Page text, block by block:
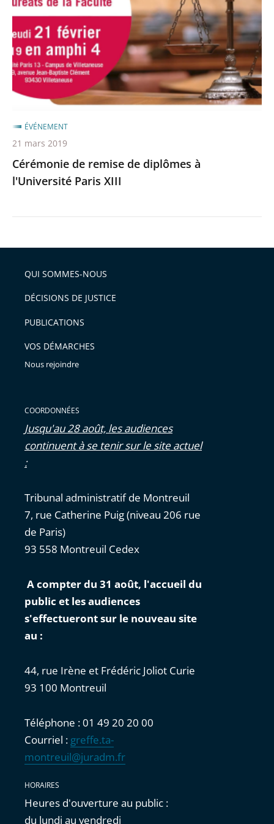
diplômes
à
l'Université
Paris
XIII
Cérémonie de remise de diplômes à
l'Université Paris XIII
ÉVÉNEMENT
21 mars 2019
QUI SOMMES-NOUS
DÉCISIONS DE JUSTICE
PUBLICATIONS
VOS DÉMARCHES
Nous rejoindre
COORDONNÉES
Jusqu'au 28 août, les audiences
continuent à se tenir sur le site actuel
:
Tribunal administratif de Montreuil
7, rue Catherine Puig (niveau 206 rue
de Paris)
93 558 Montreuil Cedex
A compter du 31 août, l'accueil du
public et les audiences
s'effectueront sur le nouveau site
au :
44, rue Irène et Frédéric Joliot Curie
93 100 Montreuil
Téléphone : 01 49 20 20 00
Courriel : greffe.ta-
montreuil@juradm.fr
HORAIRES
Heures d'ouverture au public :
du lundi au vendredi